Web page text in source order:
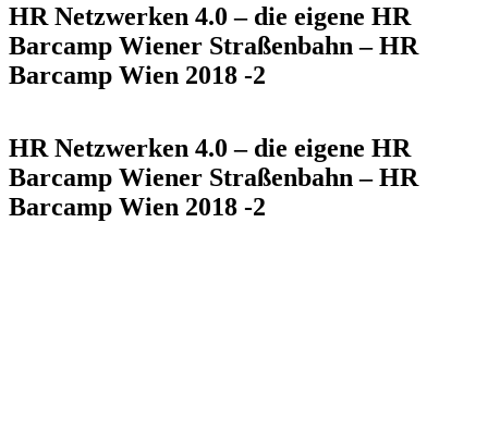
HR Netzwerken 4.0 – die eigene HR
Barcamp Wiener Straßenbahn – HR
Barcamp Wien 2018 -2
HR Netzwerken 4.0 – die eigene HR
Barcamp Wiener Straßenbahn – HR
Barcamp Wien 2018 -2